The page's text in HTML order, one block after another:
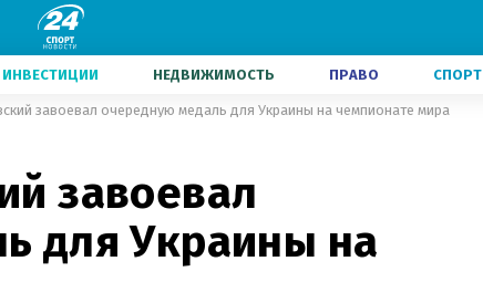
ИНВЕСТИЦИИ НЕДВИЖИМОСТЬ ПРАВО СПОРТ
завоевал очередную медаль для Украины на чемпионате мира
завоевал
для Украины на